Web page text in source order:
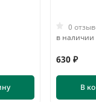
0
в наличии
630 ₽
В